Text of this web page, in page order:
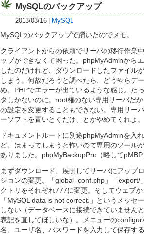
MySQLのバックアップ
2013/03/16 MySQL
MySQLのバックアップで躓いたのでメモ。
クライアントからの依頼でサーバの移行作業
ップができなくて困った。phpMyAdminから
したのだけれど、ダウンロードしたファイル
しまう。何故だろうと調べたら、どうやらデ
め、PHPでエラーが出ているような感じ。た
タしかないのに。root権のない専用サーバだ
の設定を変更することもできない。専用サー
ーソフトを置いとくだけ、とかやめてくれよ。
ドキュメントルートに別途phpMyAdminを入
ど、はまってしまうと怖いので専用のツール
ありました。phpMyBackupPro（略してpMBP
まずダウンロード、展開してサーバにアップ
ションの変更。「global_conf.php」「export/
クトリをそれぞれ777に変更。そしてウェブ
「MySQL data is not correct.」というメッセ
しない（データベースに接続できていません
表記を直してほしいな）。メニューの
名、ユーザ名、パスワードを入力して保存す